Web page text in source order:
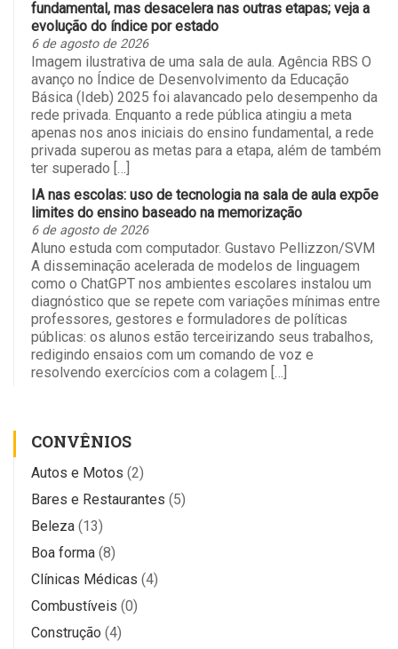
fundamental, mas desacelera nas outras etapas; veja a
evolução do índice por estado
6 de agosto de 2026
Imagem ilustrativa de uma sala de aula. Agência RBS O
avanço no Índice de Desenvolvimento da Educação
Básica (Ideb) 2025 foi alavancado pelo desempenho da
rede privada. Enquanto a rede pública atingiu a meta
apenas nos anos iniciais do ensino fundamental, a rede
privada superou as metas para a etapa, além de também
ter superado […]
IA nas escolas: uso de tecnologia na sala de aula expõe
limites do ensino baseado na memorização
6 de agosto de 2026
Aluno estuda com computador. Gustavo Pellizzon/SVM
A disseminação acelerada de modelos de linguagem
como o ChatGPT nos ambientes escolares instalou um
diagnóstico que se repete com variações mínimas entre
professores, gestores e formuladores de políticas
públicas: os alunos estão terceirizando seus trabalhos,
redigindo ensaios com um comando de voz e
resolvendo exercícios com a colagem […]
CONVÊNIOS
Autos e Motos (2)
Bares e Restaurantes (5)
Beleza (13)
Boa forma (8)
Clínicas Médicas (4)
Combustíveis (0)
Construção (4)